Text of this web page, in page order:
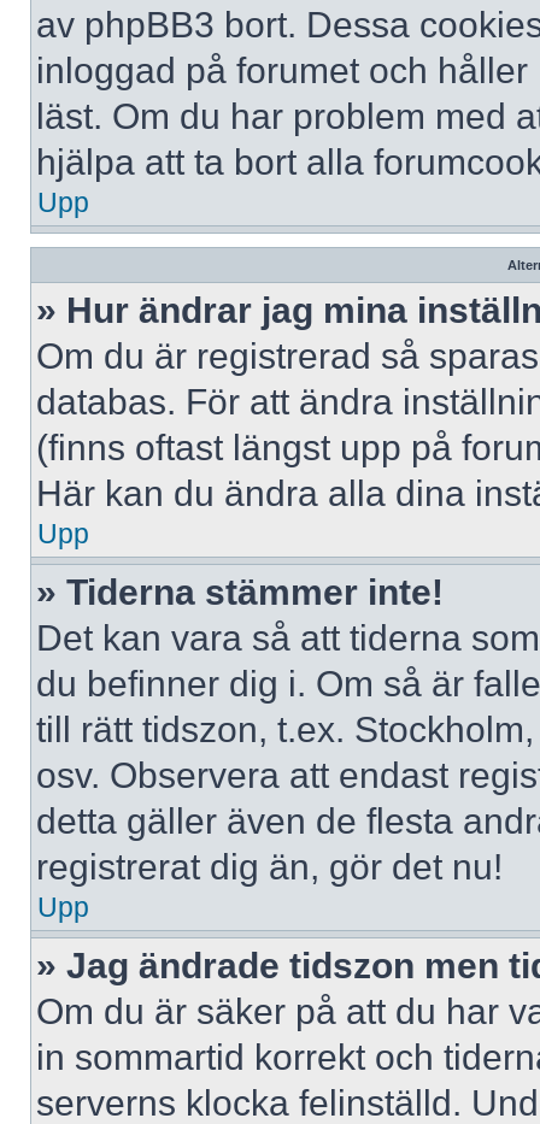
av phpBB3 bort. Dessa
inloggad på forumet och
läst. Om du har problem med
hjälpa att ta bort alla
Upp
» Hur ändrar jag mina
Om du är registrerad så
databas. För att ändra
(finns oftast längst upp på
Här kan du ändra alla dina
Upp
» Tiderna stämmer inte!
Det kan vara så att tiderna
du befinner dig i. Om så är
till rätt tidszon, t.ex.
osv. Observera att endast
detta gäller även de flesta
registrerat dig än, gör det nu!
Upp
» Jag ändrade tidszon men
Om du är säker på att du har
in sommartid korrekt och
serverns klocka felinställd.